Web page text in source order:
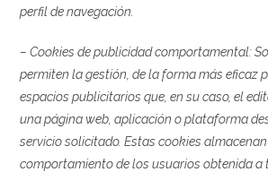
perfil de navegación.
– Cookies depublicidad comportamental:
permiten la gestión, de la forma más eficaz
espacios publicitarios que, en su caso, el
una página web, aplicación o plataforma
servicio solicitado. Estas cookies
comportamiento de los usuarios obtenida a